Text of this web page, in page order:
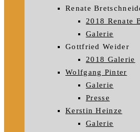
Renate
2018 Renate
Galerie
Gottfried Weider
2018 Galerie
Wolfgang Pinter
Galerie
Presse
Kerstin Heinze
Galerie